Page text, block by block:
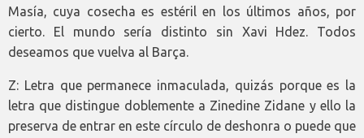
Masía, cuya cosecha es estéril en los últimos años, por
cierto. El mundo sería distinto sin Xavi Hdez. Todos
deseamos que vuelva al Barça.
Z: Letra que permanece inmaculada, quizás porque es la
letra que distingue doblemente a Zinedine Zidane y ello la
preserva de entrar en este círculo de deshonra o puede que